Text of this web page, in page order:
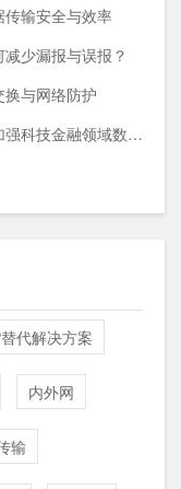
输安全与效率
少漏报与误报？
与网络防护
中国人民银行等九部门联合印发《关于加强科技金融领域数据开发利用的通知》
代解决方案
内外网
输